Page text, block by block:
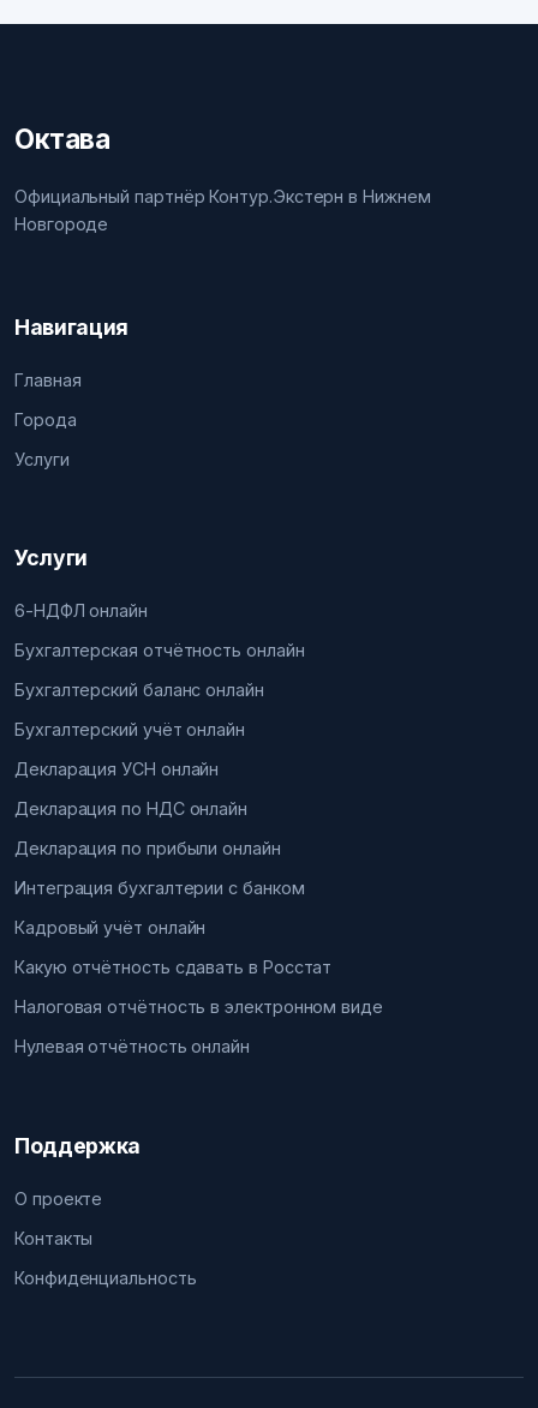
Октава
Официальный партнёр Контур.Экстерн в Нижнем
Новгороде
Навигация
Главная
Города
Услуги
Услуги
6-НДФЛ онлайн
Бухгалтерская отчётность онлайн
Бухгалтерский баланс онлайн
Бухгалтерский учёт онлайн
Декларация УСН онлайн
Декларация по НДС онлайн
Декларация по прибыли онлайн
Интеграция бухгалтерии с банком
Кадровый учёт онлайн
Какую отчётность сдавать в Росстат
Налоговая отчётность в электронном виде
Нулевая отчётность онлайн
Поддержка
О проекте
Контакты
Конфиденциальность